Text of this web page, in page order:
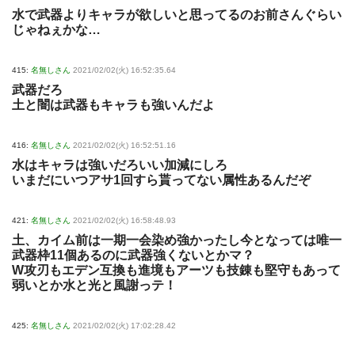
水で武器よりキャラが欲しいと思ってるのお前さんぐらい
じゃねぇかな…
415: 名無しさん 2021/02/02(火) 16:52:35.64
武器だろ
土と闇は武器もキャラも強いんだよ
416: 名無しさん 2021/02/02(火) 16:52:51.16
水はキャラは強いだろいい加減にしろ
いまだにいつアサ1回すら貰ってない属性あるんだぞ
421: 名無しさん 2021/02/02(火) 16:58:48.93
土、カイム前は一期一会染め強かったし今となっては唯一
武器枠11個あるのに武器強くないとかマ？
W攻刃もエデン互換も進境もアーツも技錬も堅守もあって
弱いとか水と光と風謝っテ！
425: 名無しさん 2021/02/02(火) 17:02:28.42